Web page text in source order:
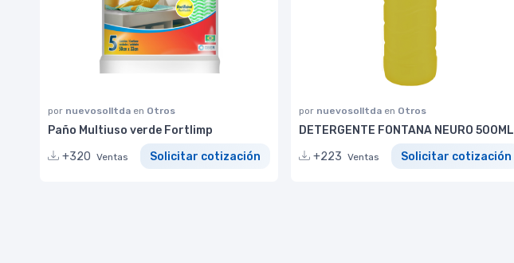
por nuevosolltda en Otros
Paño Multiuso verde Fortlimp
+320 Ventas Solicitar cotización
por nuevosolltda en Otros
DETERGENTE FONTANA NEURO 500ML
+223 Ventas Solicitar cotización